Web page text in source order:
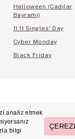
Halloween (Cadılar
Bayramı)
11.11 Singles' Day
Cyber Monday
Black Friday